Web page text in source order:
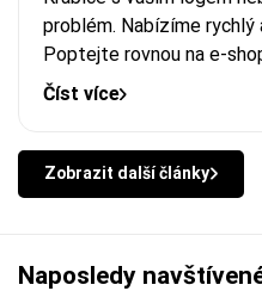
problém. Nabízíme
Poptejte rovnou na e-
Číst více
Zobrazit další články
Naposledy